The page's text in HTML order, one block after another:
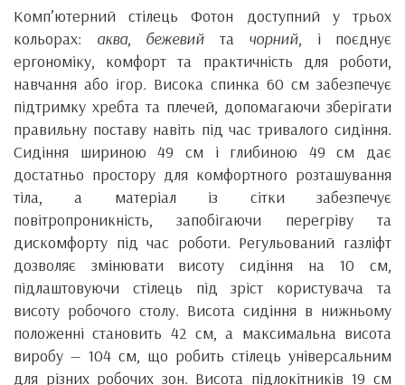
Комп’ютерний стілець Фотон доступний у трьох
кольорах: аква, бежевий та чорний, і поєднує
ергономіку, комфорт та практичність для роботи,
навчання або ігор. Висока спинка 60 см забезпечує
підтримку хребта та плечей, допомагаючи зберігати
правильну поставу навіть під час тривалого сидіння.
Сидіння шириною 49 см і глибиною 49 см дає
достатньо простору для комфортного розташування
тіла, а матеріал із сітки забезпечує
повітропроникність, запобігаючи перегріву та
дискомфорту під час роботи. Регульований газліфт
дозволяє змінювати висоту сидіння на 10 см,
підлаштовуючи стілець під зріст користувача та
висоту робочого столу. Висота сидіння в нижньому
положенні становить 42 см, а максимальна висота
виробу — 104 см, що робить стілець універсальним
для різних робочих зон. Висота підлокітників 19 см